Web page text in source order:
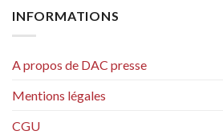
INFORMATIONS
A propos de DAC presse
Mentions légales
CGU